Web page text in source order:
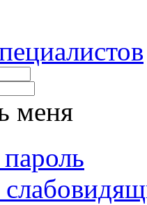
меня